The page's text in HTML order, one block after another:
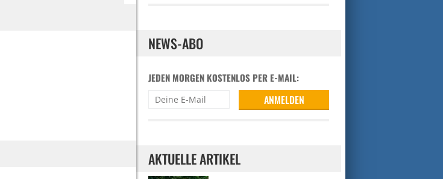
NEWS-ABO
JEDEN MORGEN KOSTENLOS PER E-MAIL:
AKTUELLE ARTIKEL